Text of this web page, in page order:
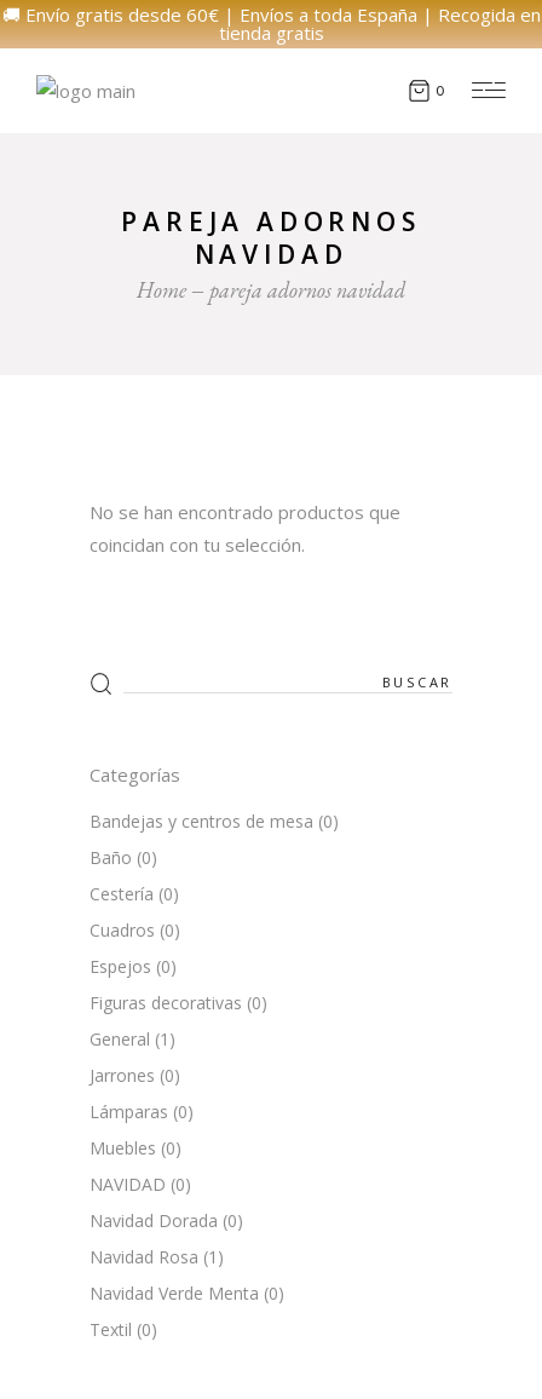
🚚 Envío gratis desde 60€ | Envíos a toda España | Recogida en
tienda gratis
0
PAREJA ADORNOS
NAVIDAD
Home pareja adornos navidad
No se han encontrado productos que
coincidan con tu selección.
Search
for:
Categorías
Bandejas y centros de mesa (0)
Baño (0)
Cestería (0)
Cuadros (0)
Espejos (0)
Figuras decorativas (0)
General (1)
Jarrones (0)
Lámparas (0)
Muebles (0)
NAVIDAD (0)
Navidad Dorada (0)
Navidad Rosa (1)
Navidad Verde Menta (0)
Textil (0)